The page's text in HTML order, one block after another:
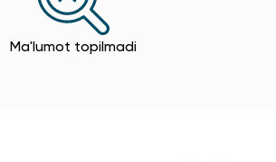
Ma'lumot topilmadi